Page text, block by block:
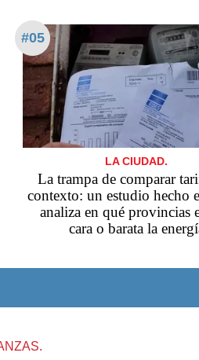
#05
LA CIUDAD.
La trampa de comparar
contexto: un estudio hecho
analiza en qué provincias
cara o barata la